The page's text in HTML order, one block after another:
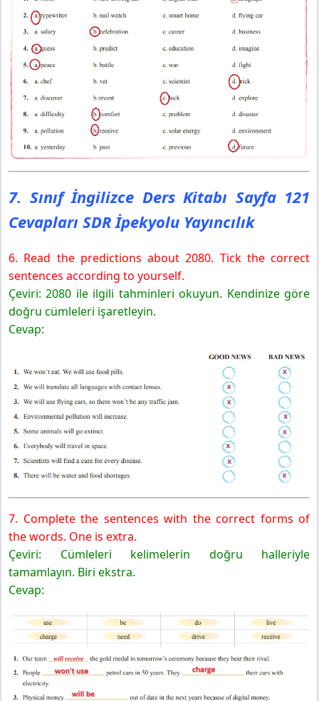
7. Sınıf İngilizce Ders Kitabı Sayfa 121
Cevapları SDR İpekyolu Yayıncılık
6. Read the predictions about 2080. Tick the correct
sentences according to yourself.
Çeviri: 2080 ile ilgili tahminleri okuyun. Kendinize göre
doğru cümleleri işaretleyin.
Cevap:
7. Complete the sentences with the correct forms of
the words. One is extra.
Çeviri: Cümleleri kelimelerin doğru halleriyle
tamamlayın. Biri ekstra.
Cevap: